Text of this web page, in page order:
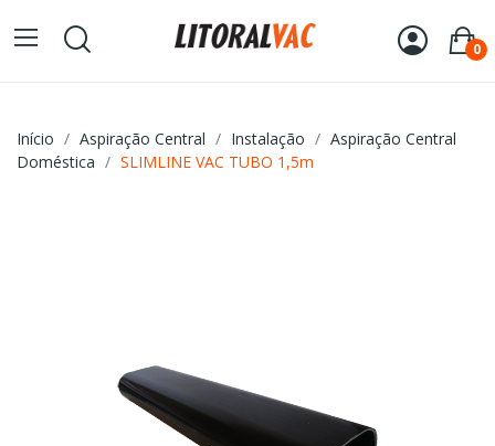
0
Início Aspiração Central Instalação
Aspiração Central
Doméstica
SLIMLINE VAC TUBO 1,5m